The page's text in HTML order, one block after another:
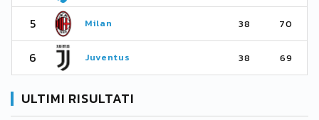
5 Milan 38 70
6 Juventus 38 69
ULTIMI RISULTATI